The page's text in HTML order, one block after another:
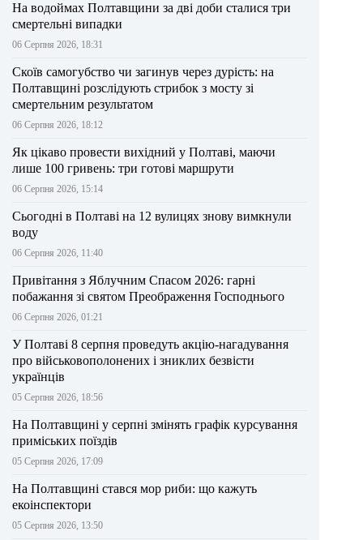
На водоймах Полтавщини за дві доби сталися три
смертельні випадки
06 Серпня 2026, 18:31
Скоїв самогубство чи загинув через дурість: на
Полтавщині розслідують стрибок з мосту зі
смертельним результатом
06 Серпня 2026, 18:12
Як цікаво провести вихідний у Полтаві, маючи
лише 100 гривень: три готові маршрути
06 Серпня 2026, 15:14
Сьогодні в Полтаві на 12 вулицях знову вимкнули
воду
06 Серпня 2026, 11:40
Привітання з Яблучним Спасом 2026: гарні
побажання зі святом Преображення Господнього
06 Серпня 2026, 01:21
У Полтаві 8 серпня проведуть акцію-нагадування
про військовополонених і зниклих безвісти
українців
05 Серпня 2026, 18:56
На Полтавщині у серпні змінять графік курсування
приміських поїздів
05 Серпня 2026, 17:09
На Полтавщині стався мор риби: що кажуть
екоінспектори
05 Серпня 2026, 13:50